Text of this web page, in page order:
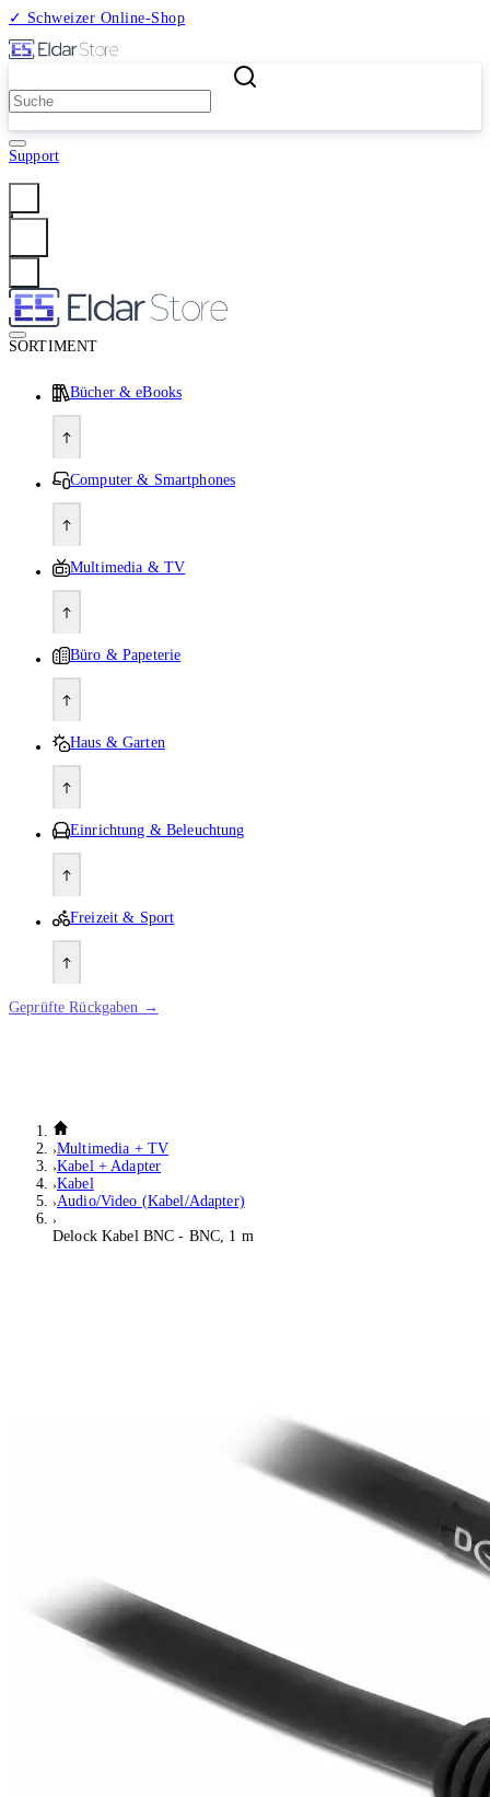
✓ Schweizer Online-Shop
Support
SORTIMENT
Bücher & eBooks
Computer & Smartphones
Multimedia & TV
Büro & Papeterie
Haus & Garten
Einrichtung & Beleuchtung
Freizeit & Sport
Geprüfte Rückgaben →
Multimedia + TV
Kabel + Adapter
Kabel
Audio/Video (Kabel/Adapter)
Delock Kabel BNC - BNC, 1 m